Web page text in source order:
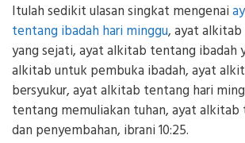
Itulah sedikit ulasan singkat mengenai
tentang ibadah hari minggu, ayat
yang sejati, ayat alkitab tentang ibadah
alkitab untuk pembuka ibadah, ayat
bersyukur, ayat alkitab tentang hari
tentang memuliakan tuhan, ayat
dan penyembahan, ibrani 10:25.